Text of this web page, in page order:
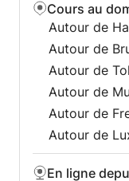
Des méthodes
et à vos objectifs.
Des explications
d'expression
💻 Format de la
📍 En ligne
⏱ Horaires
Cours au
Autour de
Autour de
Autour de
Autour de
Autour de
Autour de
En ligne